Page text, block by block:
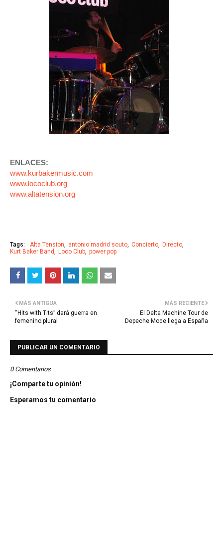
ENLACES:
www.kurbakermusic.com
www.lococlub.org
www.altatension.org
Tags: Alta Tension antonio madrid souto Concierto
Directo
Kurt Baker Band
Loco Club power pop
MÁS RECIENTE
El Delta Machine Tour de
Depeche Mode llega a España
MÁS ANTIGUA
“Hits with Tits” dará guerra en
femenino plural
PUBLICAR UN COMENTARIO
0 Comentarios
¡Comparte tu opinión!
Esperamos tu comentario